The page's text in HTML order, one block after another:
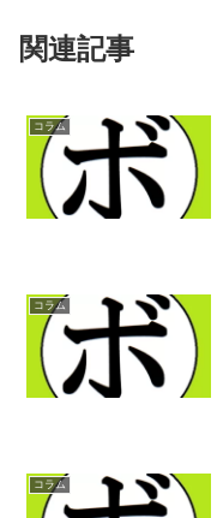
関連記事
コラム
コラム
コラム